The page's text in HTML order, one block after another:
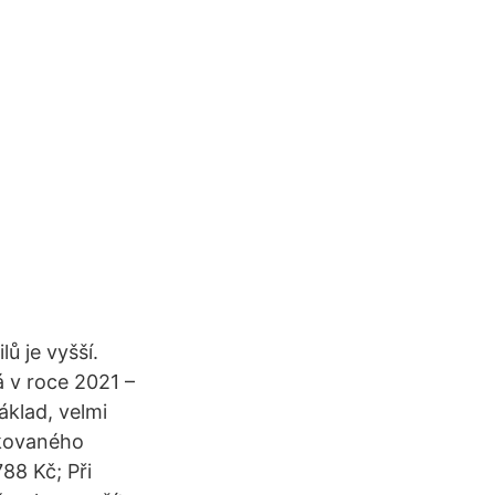
je vyšší.
v roce 2021 –
velmi
Kč; Při